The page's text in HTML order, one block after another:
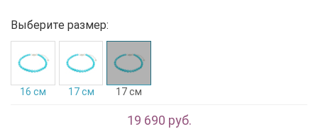
Выберите размер:
16 см 17 см 17 см
19 690 руб.